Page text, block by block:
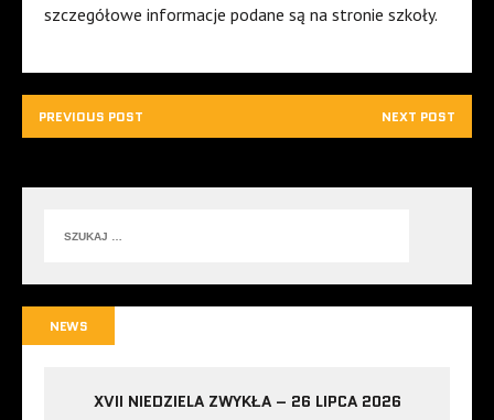
szczegółowe informacje podane są na stronie szkoły.
PREVIOUS POST NEXT POST
NEWS
XVII NIEDZIELA ZWYKŁA – 26 LIPCA 2026